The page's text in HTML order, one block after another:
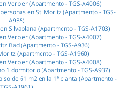
Verbier (Apartmento - TGS-A4006)
en St. Moritz (Apartmento - TGS-
A935)
Silvaplana (Apartmento - TGS-A1703)
Verbier (Apartmento - TGS-A4007)
Bad (Apartmento - TGS-A936)
(Apartmento - TGS-A1960)
Verbier (Apartmento - TGS-A4008)
1 dormitorio (Apartmento - TGS-A937)
de 61 m2 en la 1ª planta (Apartmento -